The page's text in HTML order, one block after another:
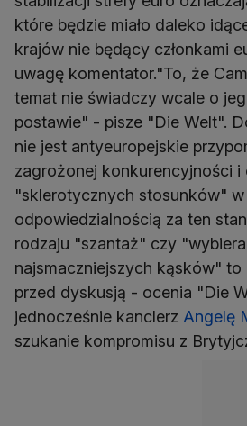
które będzie miało daleko
krajów nie będący członkami
uwagę komentator."To, że
temat nie świadczy wcale o
postawie" - pisze "Die Welt".
nie jest antyeuropejskie
zagrożonej konkurencyjności i
"sklerotycznych stosunków"
odpowiedzialnością za ten
rodzaju "szantaż" czy
najsmaczniejszych kąsków" to
przed dyskusją - ocenia "Die
jednocześnie kanclerz Angelę
szukanie kompromisu z